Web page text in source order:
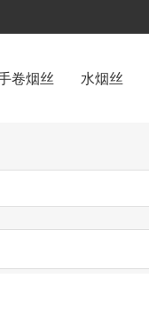
卷烟丝 水烟丝